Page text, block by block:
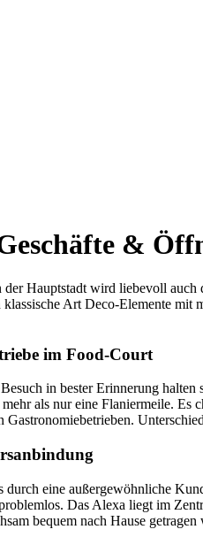
&
Hauptstadt wird liebevoll auch
Art Deco-Elemente
im Food-Court
in bester Erinnerung
als nur eine Flaniermeile.
eine außergewöhnliche
Das Alexa liegt im
bequem nach Hause